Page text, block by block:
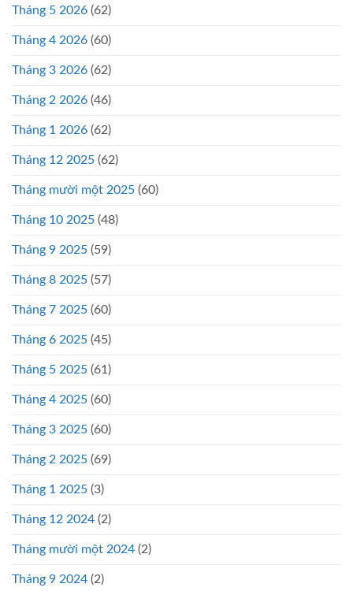
Tháng 5 2026 (62)
Tháng 4 2026 (60)
Tháng 3 2026 (62)
Tháng 2 2026 (46)
Tháng 1 2026 (62)
Tháng 12 2025 (62)
Tháng mười một 2025 (60)
Tháng 10 2025 (48)
Tháng 9 2025 (59)
Tháng 8 2025 (57)
Tháng 7 2025 (60)
Tháng 6 2025 (45)
Tháng 5 2025 (61)
Tháng 4 2025 (60)
Tháng 3 2025 (60)
Tháng 2 2025 (69)
Tháng 1 2025 (3)
Tháng 12 2024 (2)
Tháng mười một 2024 (2)
Tháng 9 2024 (2)